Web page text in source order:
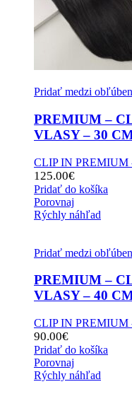
Pridať medzi
PREMIUM –
VLASY – 30
CLIP IN
125.00€
Pridať do košíka
Porovnaj
Rýchly náhľad
Pridať medzi
PREMIUM –
VLASY – 40
CLIP IN
90.00€
Pridať do košíka
Porovnaj
Rýchly náhľad